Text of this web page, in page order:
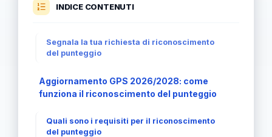
INDICE CONTENUTI
Segnala la tua richiesta di riconoscimento
del punteggio
Aggiornamento GPS 2026/2028: come
funziona il riconoscimento del punteggio
Quali sono i requisiti per il riconoscimento
del punteggio